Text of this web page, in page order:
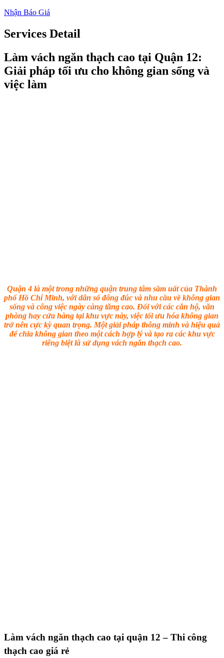
Nhận Báo Giá
Services Detail
Làm vách ngăn thạch cao tại Quận 12:
Giải pháp tối ưu cho không gian sống và
việc làm
Quận 4 là một trong những quận trung tâm sầm uất của Thành
phố Hồ Chí Minh, với dân số đông đúc và nhu cầu về không gian
sống và công việc ngày càng tăng cao. Đối với các căn hộ, văn
phòng hay cửa hàng tại khu vực này, việc tối ưu hóa không gian
trở nên cực kỳ quan trọng. Một giải pháp thông minh và hiệu quả
để chia không gian theo một cách hợp lý và tạo ra các khu vực
riêng biệt là sử dụng vách ngăn thạch cao.
Làm vách ngăn thạch cao tại quận 12 – Thi công
thạch cao giá rẻ